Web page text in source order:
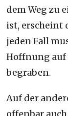
dem Weg zu
ist, erscheint
jeden Fall
Hoffnung
begraben.
Auf der
offenbar